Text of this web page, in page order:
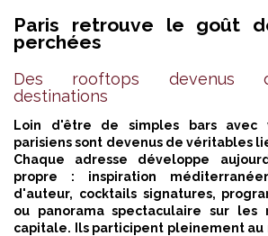
Paris retrouve le goût
perchées
Des rooftops devenus
destinations
Loin d'être de simples bars avec
parisiens sont devenus de véritables
Chaque adresse développe
propre : inspiration
d'auteur, cocktails signatures,
ou panorama spectaculaire sur les
capitale. Ils participent pleinement